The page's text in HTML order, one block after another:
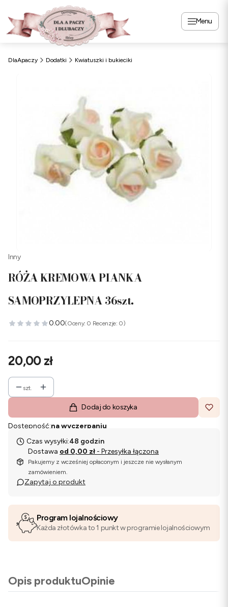
Menu
DlaApaczy Dodatki Kwiatuszki i bukieciki
Inny
RÓŻA KREMOWA PIANKA
SAMOPRZYLEPNA 36szt.
0.00(Oceny: 0 Recenzje: 0)
Cena
20,00 zł
szt.
Dodaj do koszyka
Dostępność:na wyczerpaniu
Czas wysyłki:48 godzin
Dostawa od 0,00 zł - Przesyłka łączona
Pakujemy z wcześniej opłaconym i jeszcze nie wysłanym
zamówieniem.
Zapytaj o produkt
Program lojalnościowy
Każda złotówka to 1 punkt w programie lojalnościowym
Opis produktuOpinie